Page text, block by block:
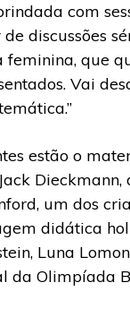
com
discussões
feminina, que
Vai
estão o
Dieckmann,
um dos
didática
Luna
da Olimpíada